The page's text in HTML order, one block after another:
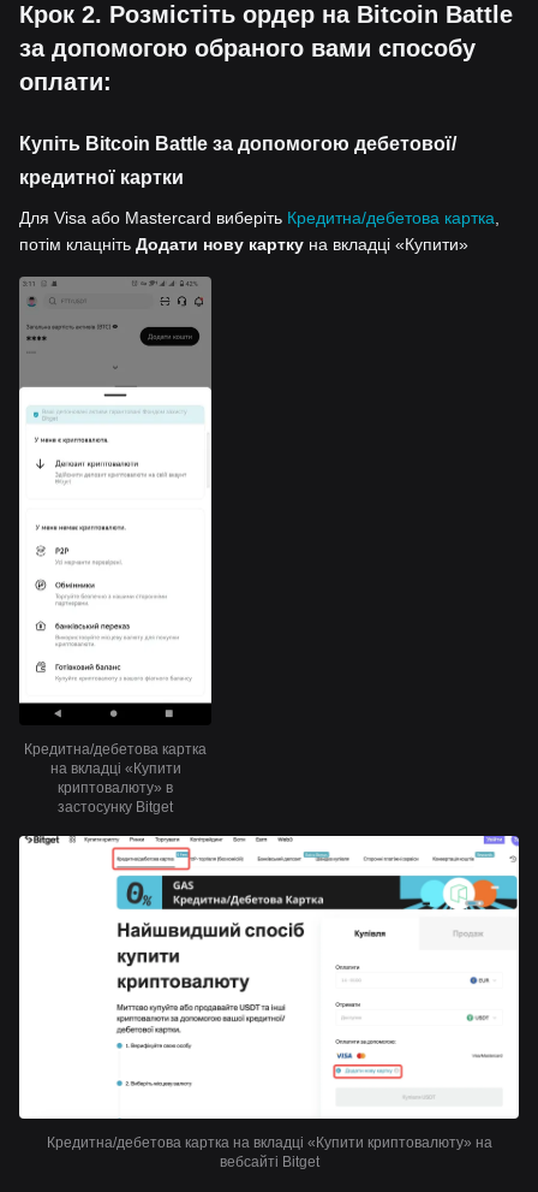
Крок 2. Розмістіть ордер на Bitcoin Battle
за допомогою обраного вами способу
оплати:
Купіть Bitcoin Battle за допомогою дебетової/
кредитної картки
Для Visa або Mastercard виберіть Кредитна/дебетова картка
потім клацніть Додати нову картку на вкладці «Купити»
Кредитна/дебетова картка
на вкладці «Купити
криптовалюту» в
застосунку Bitget
Кредитна/дебетова картка на вкладці «Купити криптовалюту» на
вебсайті Bitget